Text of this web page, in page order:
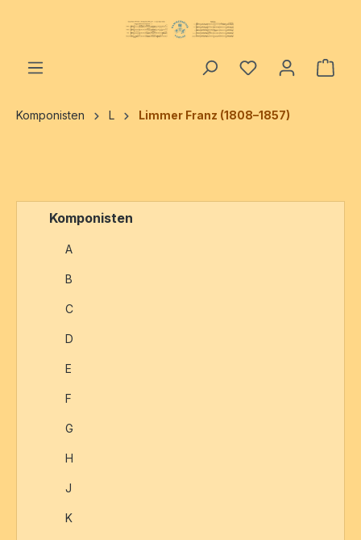
Komponisten L Limmer Franz (1808–1857)
Komponisten
A
B
C
D
E
F
G
H
J
K